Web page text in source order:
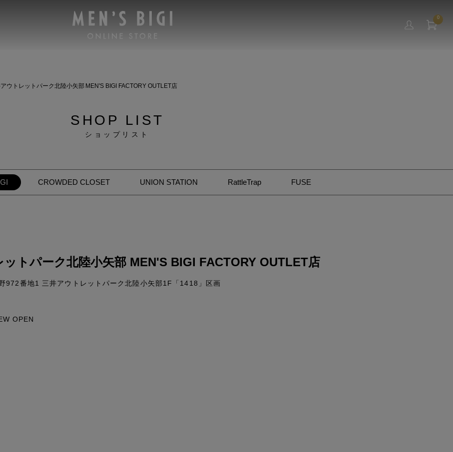
0
ウトレットパーク北陸小矢部 MEN'S BIGI FACTORY OUTLET店
SHOP LIST
ショップリスト
CROWDED CLOSET UNION STATION RattleTrap FUSE
ットパーク北陸小矢部 MEN'S BIGI FACTORY OUTLET店
972番地1 三井アウトレットパーク北陸小矢部1F「1418」区画
OPEN